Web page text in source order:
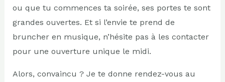
ou que tu commences ta soirée, ses portes te sont
grandes ouvertes. Et si l’envie te prend de
bruncher en musique, n’hésite pas à les contacter
pour une ouverture unique le midi.
Alors, convaincu ? Je te donne rendez-vous au